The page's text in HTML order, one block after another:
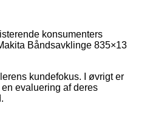
konsumenters
Båndsavklinge 835×13
kundefokus. I øvrigt er
evaluering af deres